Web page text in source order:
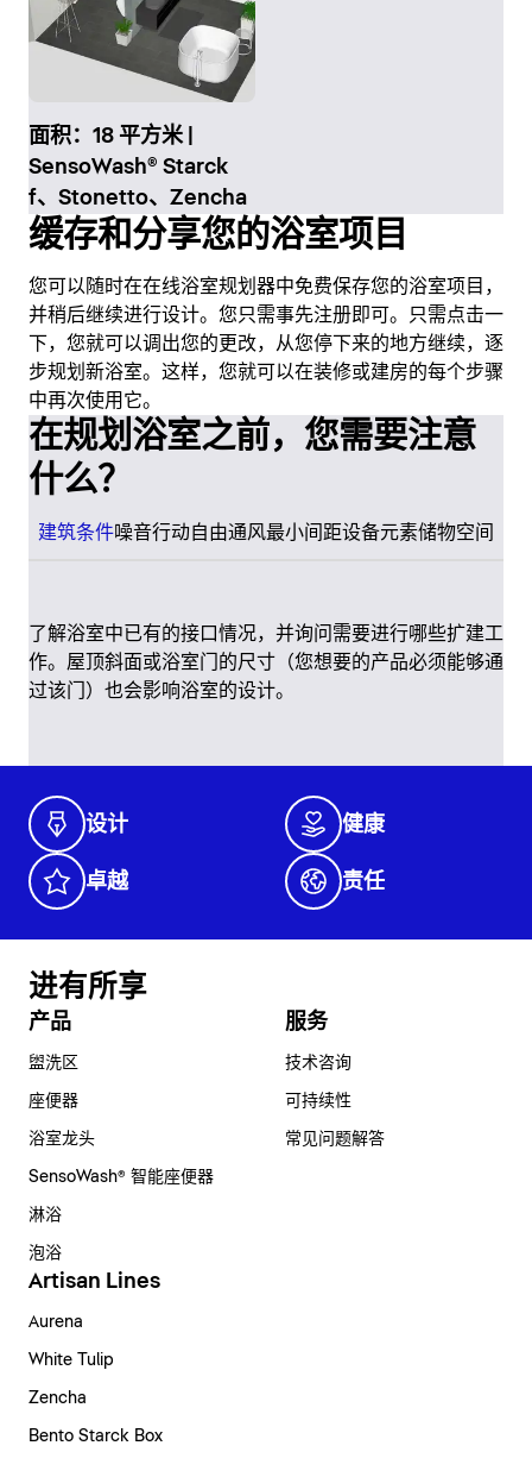
面积：18 平方米 |
SensoWash® Starck
f、Stonetto、Zencha
缓存和分享您的浴室项目
您可以随时在在线浴室规划器中免费保存您的浴室项目，
并稍后继续进行设计。您只需事先注册即可。只需点击一
下，您就可以调出您的更改，从您停下来的地方继续，逐
步规划新浴室。这样，您就可以在装修或建房的每个步骤
中再次使用它。
在规划浴室之前，您需要注意
什么？
建筑条件噪音行动自由通风最小间距设备元素储物空间
了解浴室中已有的接口情况，并询问需要进行哪些扩建工
作。屋顶斜面或浴室门的尺寸（您想要的产品必须能够通
过该门）也会影响浴室的设计。
设计 健康
卓越 责任
进有所享
产品
盥洗区
座便器
浴室龙头
SensoWash® 智能座便器
淋浴
泡浴
服务
技术咨询
可持续性
常见问题解答
Artisan Lines
Aurena
White Tulip
Zencha
Bento Starck Box